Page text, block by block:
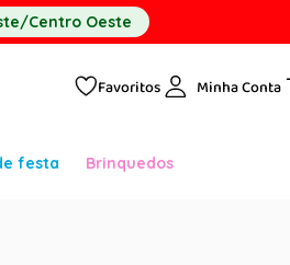
Centro Oeste
Favoritos Minha Conta
festa Brinquedos